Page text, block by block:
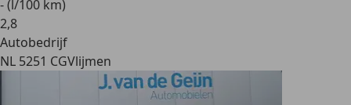
- (l/100 km)
2,8
Autobedrijf
NL 5251 CGVlijmen